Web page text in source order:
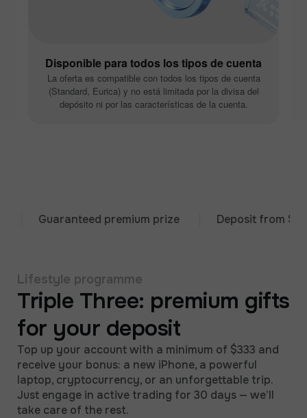
Disponible para todos los tipos de cuenta
La oferta es compatible con todos los tipos de cuenta
(Standard, Eurica) y no está limitada por la divisa del
depósito ni por las características de la cuenta.
Guaranteed premium prize Deposit from $333
Lifestyle programme
Triple Three: premium gifts
for your deposit
Top up your account with a minimum of $333 and
receive your bonus: a new iPhone, a powerful
laptop, cryptocurrency, or an unforgettable trip.
Just engage in active trading for 30 days — we’ll
take care of the rest.